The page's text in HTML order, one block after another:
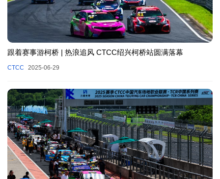
跟着赛事游柯桥 | 热浪追风 CTCC绍兴柯桥站圆满落幕
CTCC 2025-06-29